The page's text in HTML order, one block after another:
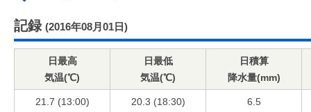
記録 (2016年08月01日)
日最高
気温(℃)
日最低
気温(℃)
日積算
降水量(mm)
21.7 (13:00) 20.3 (18:30) 6.5